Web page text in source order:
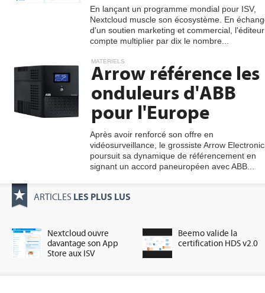
Inscription
gratuite
En lançant un programme mondial pour ISV,
Nextcloud muscle son écosystème. En
d'un soutien marketing et commercial, l'éditeur
compte multiplier par dix le nombre...
MATÉRIELS
Arrow référence les
onduleurs d'ABB
pour l'Europe
Après avoir renforcé son offre en
vidéosurveillance, le grossiste Arrow
poursuit sa dynamique de référencement en
signant un accord paneuropéen avec ABB...
ARTICLES LES PLUS LUS
Nextcloud ouvre
davantage son App
Store aux ISV
Beemo valide la
certification HDS v2.0